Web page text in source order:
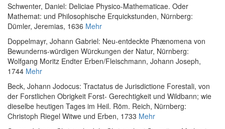
Schwenter, Daniel: Deliciae Physico-Mathematicae. Oder
Mathemat: und Philosophische Erquickstunden, Nürnberg:
Dümler, Jeremias, 1636 Mehr
Doppelmayr, Johann Gabriel: Neu-entdeckte Phænomena von
Bewunderns-würdigen Würckungen der Natur, Nürnberg:
Wolfgang Moritz Endter Erben/Fleischmann, Johann Joseph,
1744 Mehr
Beck, Johann Jodocus: Tractatus de Jurisdictione Forestali, von
der Forstlichen Obrigkeit Forst- Gerechtigkeit und Wildbann; wie
dieselbe heutigen Tages im Heil. Röm. Reich, Nürnberg:
Christoph Riegel Witwe und Erben, 1733 Mehr